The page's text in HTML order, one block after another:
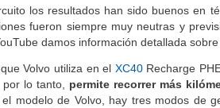
los resultados han sido buenos en
fueron siempre muy neutras y
damos información detallada
Volvo utiliza en el XC40Recharge
lo tanto, permite recorrer más
modelo de Volvo, hay tres modos de